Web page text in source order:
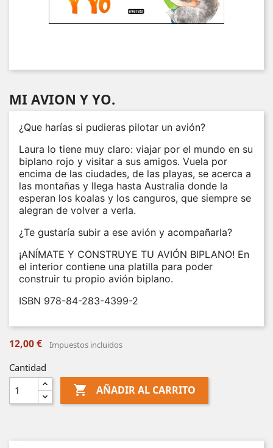
MI AVION Y YO.
¿Que harías si pudieras pilotar un avión?
Laura lo tiene muy claro: viajar por el mundo en su
biplano rojo y visitar a sus amigos. Vuela por
encima de las ciudades, de las playas, se acerca a
las montañas y llega hasta Australia donde la
esperan los koalas y los canguros, que siempre se
alegran de volver a verla.
¿Te gustaría subir a ese avión y acompañarla?
¡ANÍMATE Y CONSTRUYE TU AVIÓN BIPLANO! En
el interior contiene una platilla para poder
construir tu propio avión biplano.
ISBN 978-84-283-4399-2
12,00 € Impuestos incluidos
Cantidad
 AÑADIR AL CARRITO